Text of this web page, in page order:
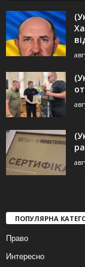
ПОПУЛЯРНА
Право
Интересно